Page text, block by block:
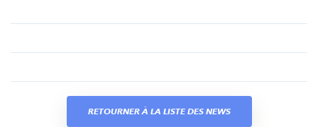
RETOURNER À LA LISTE DES NEWS